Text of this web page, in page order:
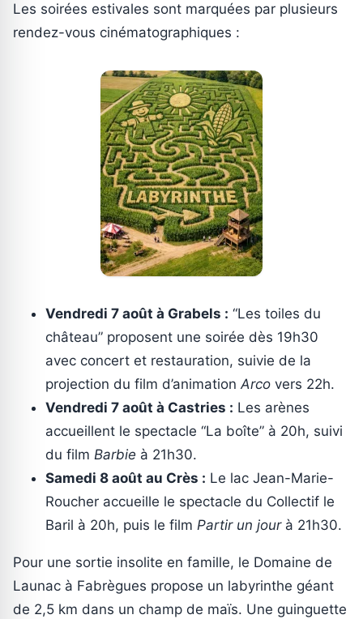
Les soirées estivales sont marquées par plusieurs
rendez-vous cinématographiques :
Vendredi 7 août à Grabels : “Les toiles du
château” proposent une soirée dès 19h30
avec concert et restauration, suivie de la
projection du film d’animationArco vers 22h.
Vendredi 7 août à Castries : Les arènes
accueillent le spectacle “La boîte” à 20h, suivi
du film Barbie à 21h30.
Samedi 8 août au Crès : Le lac Jean-Marie-
Roucher accueille le spectacle du Collectif le
Baril à 20h, puis le film Partir un jourà 21h30.
Pour une sortie insolite en famille, le Domaine de
Launac à Fabrègues propose un labyrinthe géant
de 2,5 km dans un champ de maïs. Une guinguette